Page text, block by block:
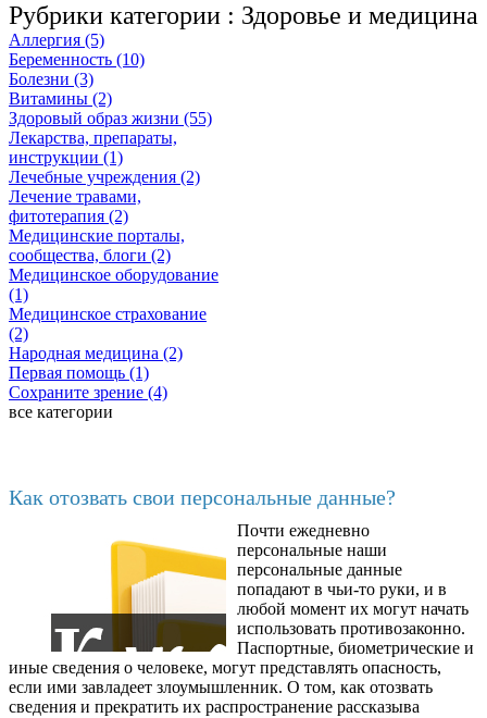
Рубрики категории : Здоровье и медицина
Аллергия (5)
Беременность (10)
Болезни (3)
Витамины (2)
Здоровый образ жизни (55)
Лекарства, препараты,
инструкции (1)
Лечебные учреждения (2)
Лечение травами,
фитотерапия (2)
Медицинские порталы,
сообщества, блоги (2)
Медицинское оборудование
(1)
Медицинское страхование
(2)
Народная медицина (2)
Первая помощь (1)
Сохраните зрение (4)
все категории
Как отозвать свои персональные данные?
Почти ежедневно
персональные наши
персональные данные
попадают в чьи-то руки, и в
любой момент их могут начать
использовать противозаконно.
Паспортные, биометрические и
иные сведения о человеке, могут представлять опасность,
если ими завладеет злоумышленник. О том, как отозвать
сведения и прекратить их распространение рассказыва